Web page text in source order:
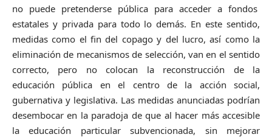
no puede pretenderse pública para acceder a fondos
estatales y privada para todo lo demás. En este sentido,
medidas como el fin del copago y del lucro, así como la
eliminación de mecanismos de selección, van en el sentido
correcto, pero no colocan la reconstrucción de la
educación pública en el centro de la acción social,
gubernativa y legislativa. Las medidas anunciadas podrían
desembocar en la paradoja de que al hacer más accesible
la educación particular subvencionada, sin mejorar